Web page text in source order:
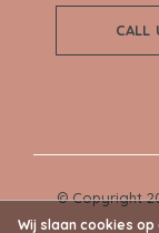
CALL
© Copyright
Wij slaan cookies